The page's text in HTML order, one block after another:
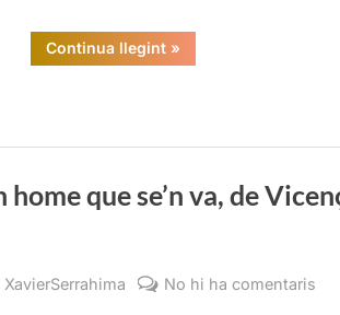
Continua llegint“Els
llibres
»
que se’n va, de
By
XavierSerrahima No hi ha comentaris